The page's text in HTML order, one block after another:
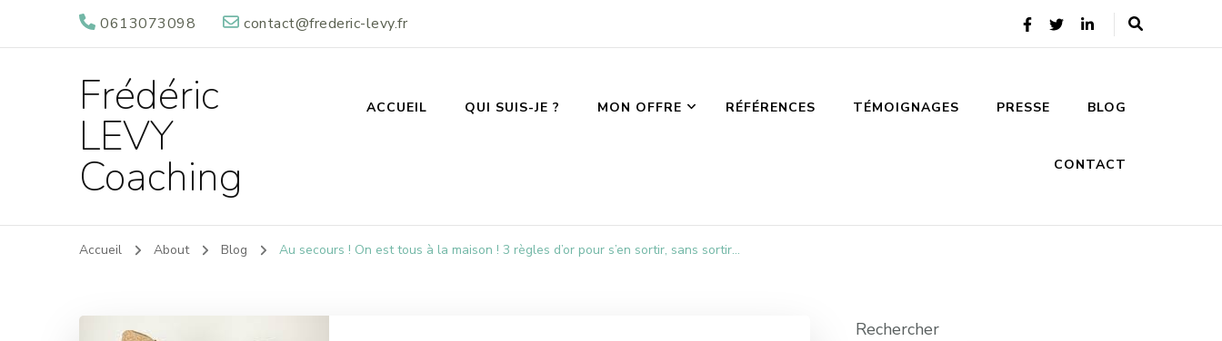
0613073098 contact@frederic-levy.fr
Frédéric
LEVY
Coaching
ACCUEIL QUI SUIS-JE ? MON OFFRE RÉFÉRENCES TÉMOIGNAGES PRESSE BLOG
CONTACT
Accueil About Blog Au secours ! On est tous à la maison ! 3 règles d’or pour s’en sortir, sans sortir…
Rechercher